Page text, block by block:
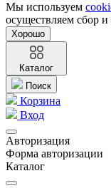
Мы используем
осуществляем сбор и
Хорошо
Каталог
Поиск
Корзина
Вход
Авторизация
Форма авторизации
Каталог